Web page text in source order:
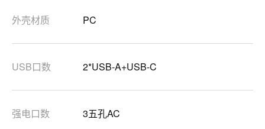
外壳材质 PC
USB口数 2*USB-A+USB-C
强电口数 3五孔AC